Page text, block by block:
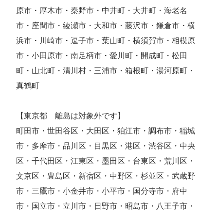
原市・厚木市・秦野市・中井町・大井町・海老名
市・座間市・綾瀬市・大和市・藤沢市・鎌倉市・横
浜市・川崎市・逗子市・葉山町・横須賀市・相模原
市・小田原市・南足柄市・愛川町・開成町・松田
町・山北町・清川村・三浦市・箱根町・湯河原町・
真鶴町
【東京都 離島は対象外です】
町田市・世田谷区・大田区・狛江市・調布市・稲城
市・多摩市・品川区・目黒区・港区・渋谷区・中央
区・千代田区・江東区・墨田区・台東区・荒川区・
文京区・豊島区・新宿区・中野区・杉並区・武蔵野
市・三鷹市・小金井市・小平市・国分寺市・府中
市・国立市・立川市・日野市・昭島市・八王子市・